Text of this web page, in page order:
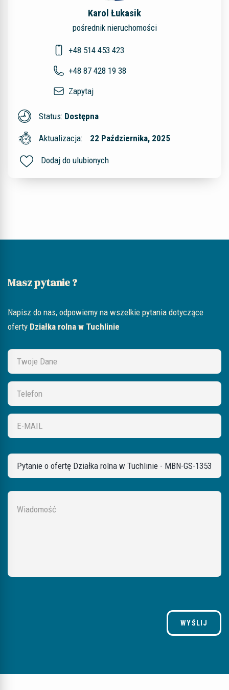
Karol Łukasik
pośrednik nieruchomości
+48 514 453 423
+48 87 428 19 38
Zapytaj
Status: Dostępna
Aktualizacja: 22 Października, 2025
Dodaj do ulubionych
Masz pytanie ?
Napisz do nas, odpowiemy na wszelkie pytania dotyczące
oferty Działka rolna w Tuchlinie
WYŚLIJ